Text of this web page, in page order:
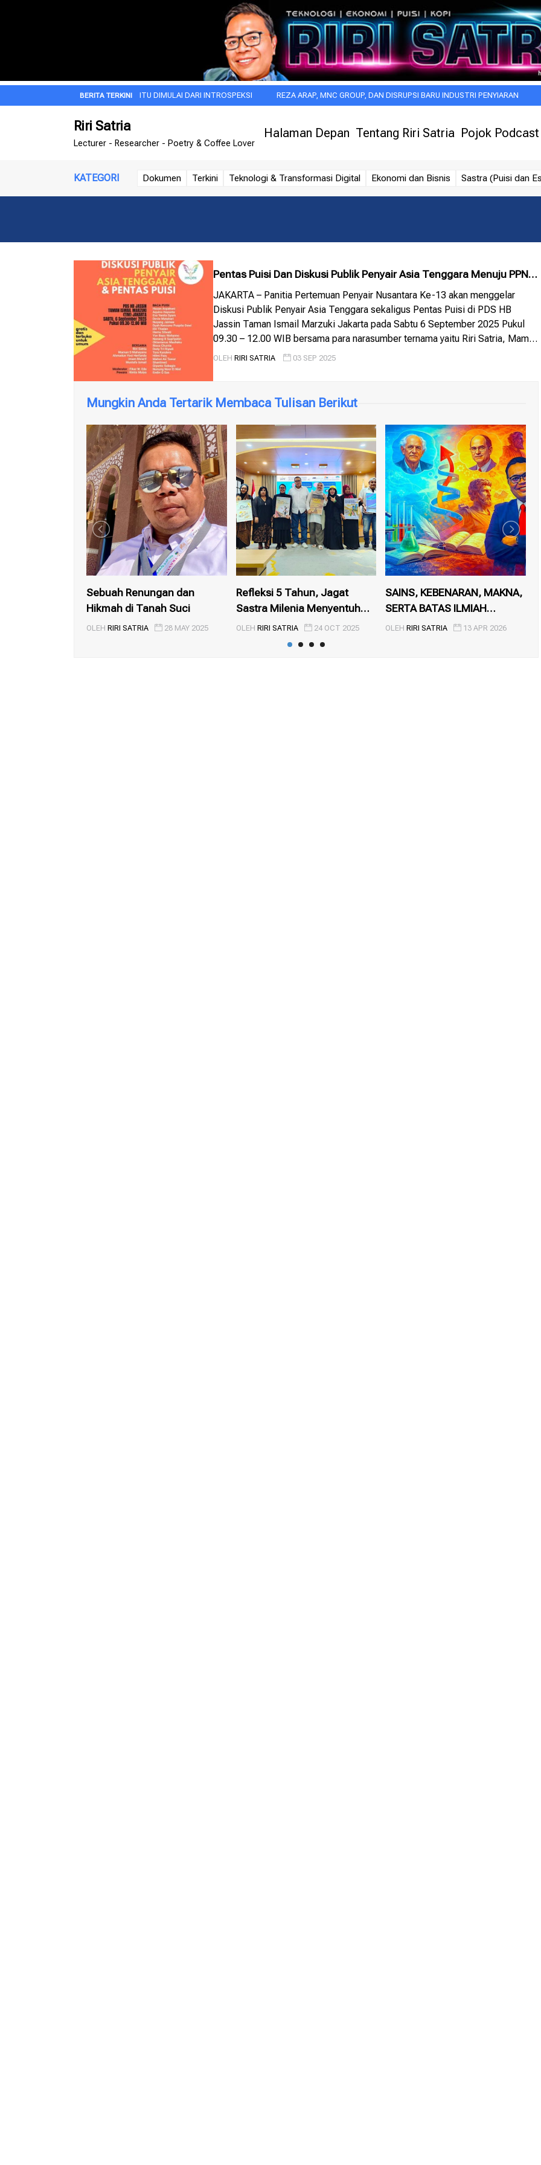
JIWA BESAR ITU DIMULAI DARI INTROSPEKSI REZA ARAP, MNC GROUP, DAN DISRUPSI BARU INDUSTRI PENYIARAN KESAN
Riri Satria
Lecturer - Researcher - Poetry & Coffee Lover
Halaman Depan Tentang Riri Satria Pojok Podcast
KATEGORI Dokumen Terkini Teknologi & Transformasi Digital Ekonomi dan Bisnis Sastra (Puisi dan
Pentas Puisi Dan Diskusi Publik Penyair Asia Tenggara Menuju PPN
XIII
JAKARTA – Panitia Pertemuan Penyair Nusantara Ke-13 akan menggelar
Diskusi Publik Penyair Asia Tenggara sekaligus Pentas Puisi di PDS HB
Jassin Taman Ismail Marzuki Jakarta pada Sabtu 6 September 2025 Pukul
09.30 – 12.00 WIB bersama para narasumber ternama yaitu Riri Satria, Maman
S Mahayana, Ahmadun Yosi Herfanda, Imam Ma’arif dan Mustafa Ismail.
OLEH RIRI SATRIA 03 SEP 2025
Mungkin Anda Tertarik Membaca Tulisan Berikut
Sebuah Renungan dan
Hikmah di Tanah Suci
OLEH RIRI SATRIA 28 MAY 2025
Refleksi 5 Tahun, Jagat
Sastra Milenia Menyentuh
A...
OLEH RIRI SATRIA 24 OCT 2025
SAINS, KEBENARAN, MAKNA,
SERTA BATAS ILMIAH
PENGET...
OLEHRIRI SATRIA 13 APR 2026